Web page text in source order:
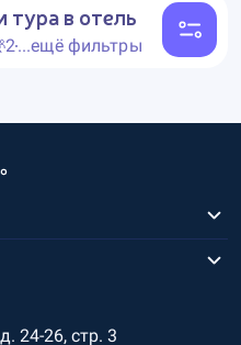
тура в отель
2...ещё фильтры
24-26, стр. 3